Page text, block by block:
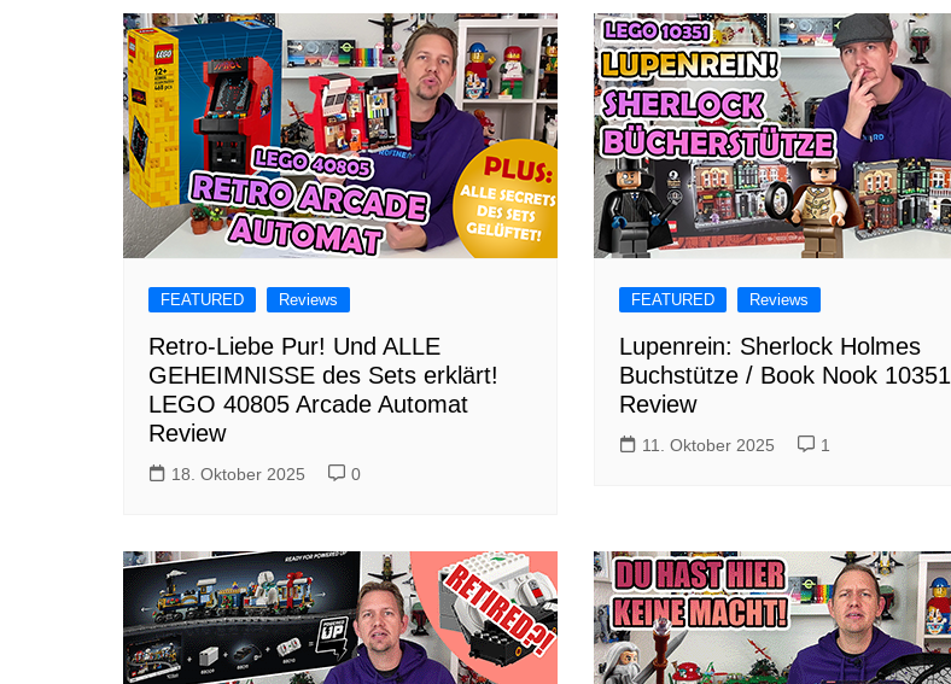
FEATURED Reviews
Retro-Liebe Pur! Und ALLE
GEHEIMNISSE des Sets erklärt!
LEGO 40805 Arcade Automat
Review
18. Oktober 2025 0
FEATURED Reviews
Lupenrein: Sherlock Holmes
Buchstütze / Book Nook 10351
Review
11. Oktober 2025 1